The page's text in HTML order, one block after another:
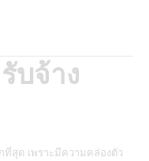
บจ้าง
ที่สุด เพราะมีความคล่องตัว